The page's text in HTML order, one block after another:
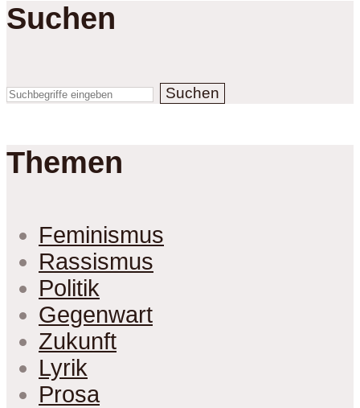
Suchen
Suchen
Themen
Feminismus
Rassismus
Politik
Gegenwart
Zukunft
Lyrik
Prosa